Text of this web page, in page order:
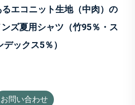
エコニット生地（中肉）の
ズ夏用シャツ（竹95％・ス
デックス5％）
お問い合わせ